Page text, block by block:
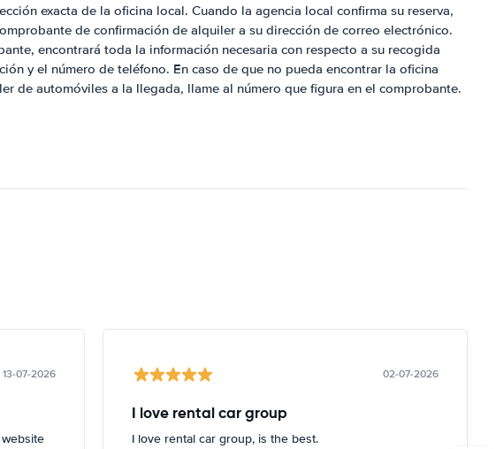
exacta de la oficina local. Cuando la agencia local confirma su reserva,
de confirmación de alquiler a su dirección de correo electrónico.
encontrará toda la información necesaria con respecto a su recogida
y el número de teléfono. En caso de que no pueda encontrar la oficina
de automóviles a la llegada, llame al número que figura en el comprobante.
13-07-2026 02-07-2026
I love rental car group
I love rental car group, is the best.